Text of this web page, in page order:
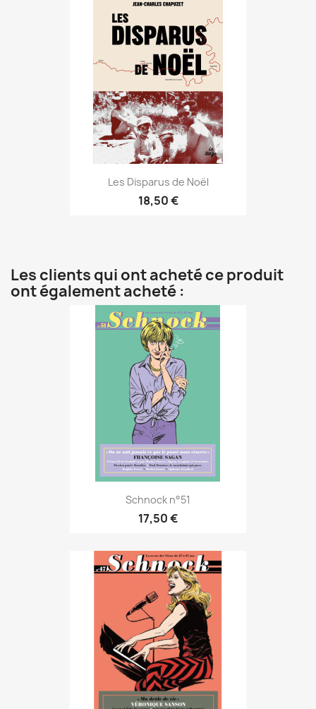
Les Disparus de Noël
18,50 €
Les clients qui ont acheté ce produit
ont également acheté :
Schnock n°51
17,50 €